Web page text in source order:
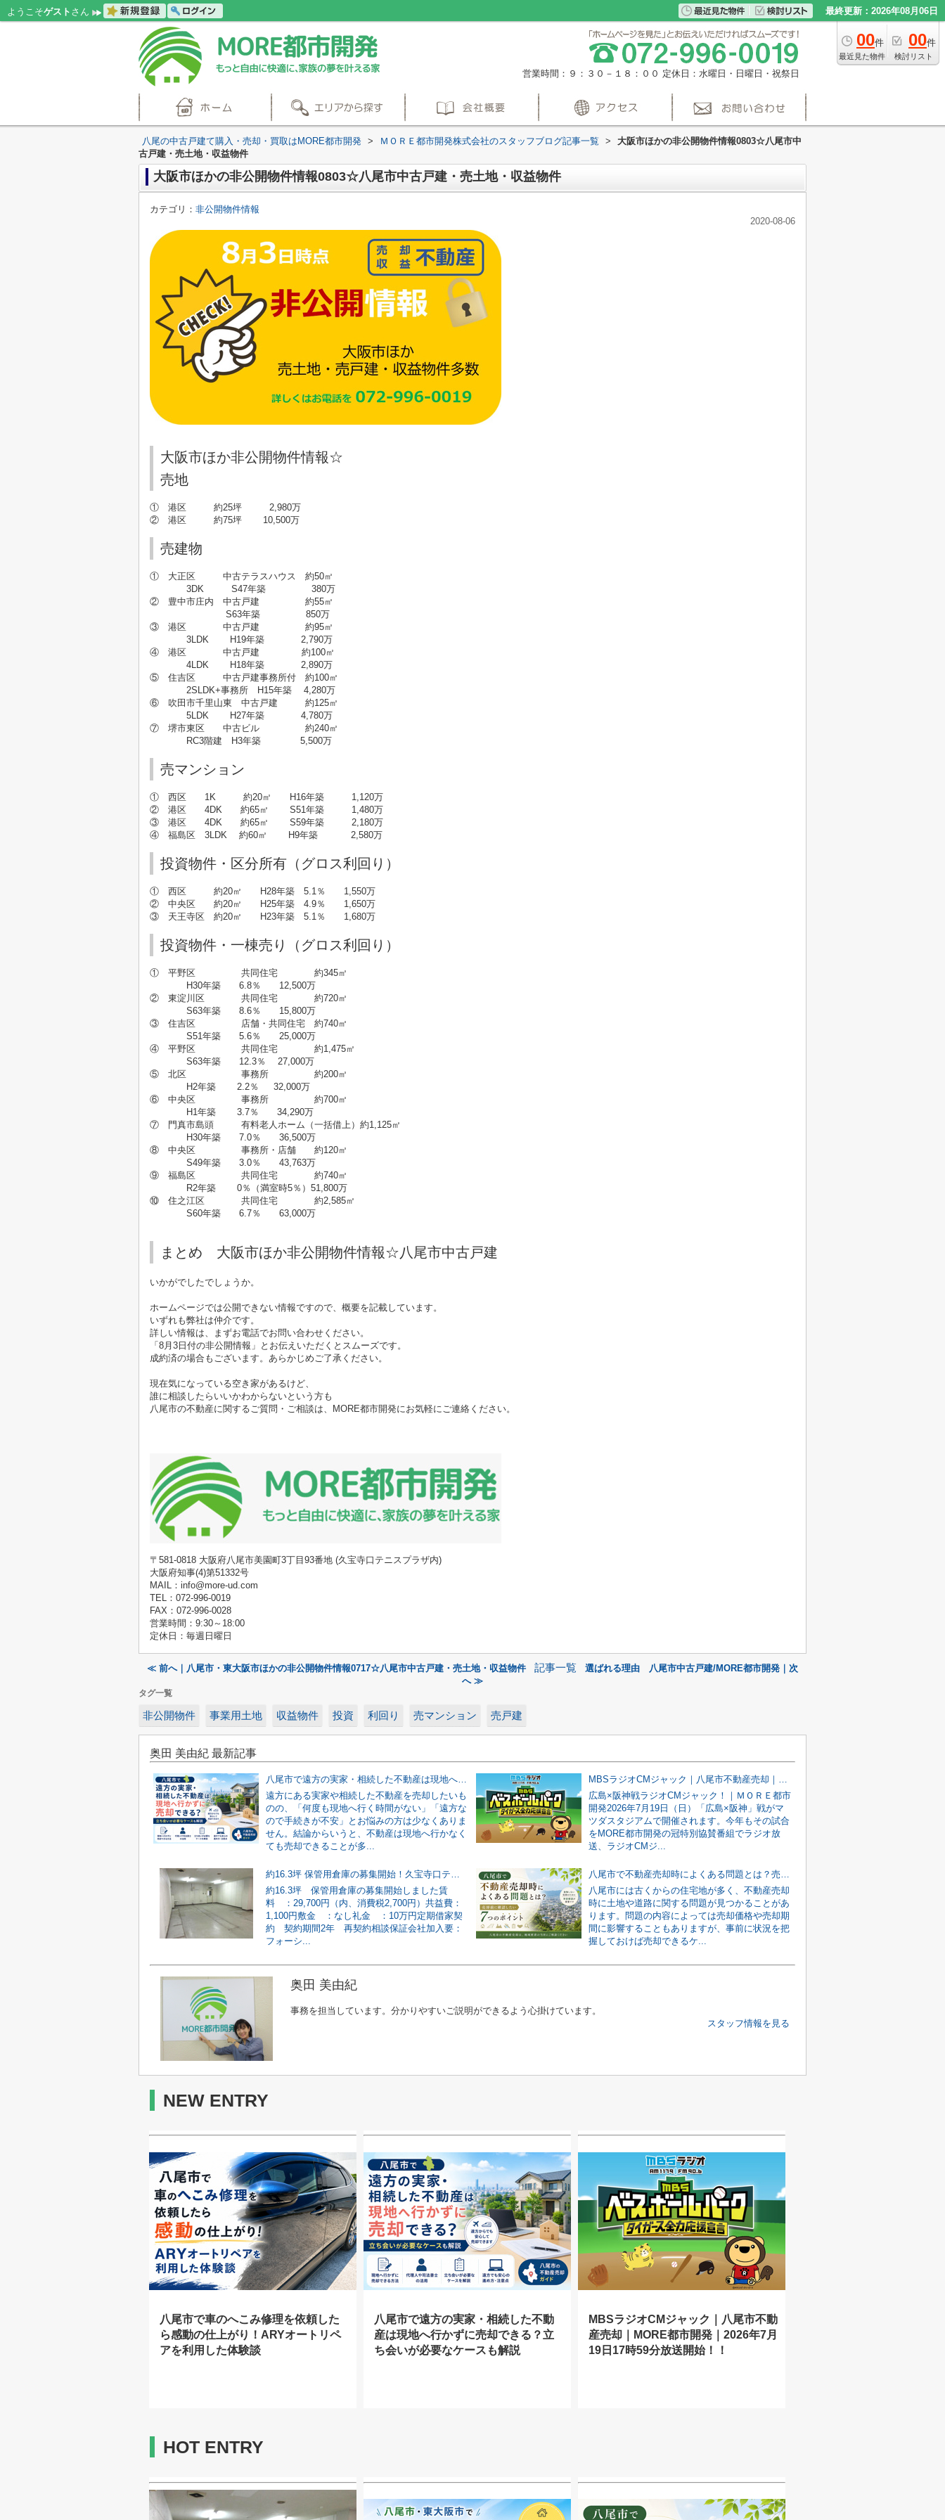
ようこそゲスト さん 最終更新：2026年08月06日
00件
最近見た物件
00件
検討リスト
営業時間：９：３０－１８：００ 定休日：水曜日・日曜日・祝祭日
八尾の中古戸建て購入・売却・買取はMORE都市開発 > ＭＯＲＥ都市開発株式会社のスタッフブログ記事一覧 >
大阪市ほかの非公開物件情報0803☆八尾市中
古戸建・売土地・収益物件
大阪市ほかの非公開物件情報0803☆八尾市中古戸建・売土地・収益物件
カテゴリ： 非公開物件情報
2020-08-06
大阪市ほか非公開物件情報☆
売地
① 港区 約25坪 2,980万
② 港区 約75坪 10,500万
売建物
① 大正区 中古テラスハウス 約50㎡
3DK S47年築 380万
② 豊中市庄内 中古戸建 約55㎡
S63年築 850万
③ 港区 中古戸建 約95㎡
3LDK H19年築 2,790万
④ 港区 中古戸建 約100㎡
4LDK H18年築 2,890万
⑤ 住吉区 中古戸建事務所付 約100㎡
2SLDK+事務所 H15年築 4,280万
⑥ 吹田市千里山東 中古戸建 約125㎡
5LDK H27年築 4,780万
⑦ 堺市東区 中古ビル 約240㎡
RC3階建 H3年築 5,500万
売マンション
① 西区 1K 約20㎡
H16年築 1,120万
② 港区 4DK 約65㎡ S51年築 1,480万
③ 港区 4DK 約65㎡ S59年築 2,180万
④ 福島区 3LDK 約60㎡
H9年築 2,580万
投資物件・区分所有（グロス利回り）
① 西区 約20㎡ H28年築 5.1％ 1,550万
② 中央区 約20㎡ H25年築 4.9％ 1,650万
③ 天王寺区 約20㎡ H23年築 5.1％ 1,680万
投資物件・一棟売り（グロス利回り）
① 平野区 共同住宅 約345㎡
H30年築 6.8％ 12,500万
② 東淀川区 共同住宅 約720㎡
S63年築 8.6％ 15,800万
③ 住吉区 店舗・共同住宅 約740㎡
S51年築 5.6％ 25,000万
④ 平野区 共同住宅 約1,475㎡
S63年築 12.3％ 27,000万
⑤ 北区 事務所 約200㎡
H2年築 2.2％ 32,000万
⑥ 中央区 事務所 約700㎡
H1年築 3.7％ 34,290万
⑦ 門真市島頭 有料老人ホーム（一括借上）約1,125㎡
H30年築 7.0％ 36,500万
⑧ 中央区 事務所・店舗 約120㎡
S49年築 3.0％ 43,763万
⑨ 福島区 共同住宅 約740㎡
R2年築 0％（満室時5％）51,800万
⑩ 住之江区 共同住宅 約2,585㎡
S60年築 6.7％ 63,000万
まとめ 大阪市ほか非公開物件情報☆八尾市中古戸建
いかがでしたでしょうか。
ホームページでは公開できない情報ですので、 概要を記載しています。
いずれも弊社は仲介です。
詳しい情報は、まずお電話でお問い合わせください。
「8月3日付の非公開情報」とお伝えいただくとスムーズです。
成約済の場合もございます。あらかじめご了承ください。
現在気になっている空き家があるけど、
誰に相談したらいいかわからないという方も
八尾市の不動産に関するご質問・ご相談は、MORE都市開発にお気軽にご連絡ください。
〒581-0818 大阪府八尾市美園町3丁目93番地 (久宝寺口テニスプラザ内)
大阪府知事(4)第51332号
MAIL：info@more-ud.com
TEL：072-996-0019
FAX：072-996-0028
営業時間：9:30～18:00
定休日：毎週日曜日
≪ 前へ｜八尾市・東大阪市ほかの非公開物件情報0717☆八尾市中古戸建・売土地・収益物件 記事一覧
選ばれる理由 八尾市中古戸建/MORE都市開発｜次
へ ≫
タグ一覧
非公開物件 事業用土地 収益物件 投資 利回り 売マンション 売戸建
奥田 美由紀 最新記事
八尾市で遠方の実家・相続した不動産は現地へ行かずに売却できる？立ち会いが必要なケースも解説
遠方にある実家や相続した不動産を売却したいも
のの、「何度も現地へ行く時間がない」「遠方な
ので手続きが不安」とお悩みの方は少なくありま
せん。結論からいうと、不動産は現地へ行かなく
ても売却できることが多...
MBSラジオCMジャック｜八尾市不動産売却｜MORE都市開発｜2026年7月19日17時59分放送開始！！
広島×阪神戦ラジオCMジャック！｜ＭＯＲＥ都市
開発2026年7月19日（日）「広島×阪神」戦がマ
ツダスタジアムで開催されます。今年もその試合
をMORE都市開発の冠特別協賛番組でラジオ放
送、ラジオCMジ...
約16.3坪 保管用倉庫の募集開始！久宝寺口テニスプラザ2階 近鉄久宝寺口駅徒歩7分
約16.3坪 保管用倉庫の募集開始しました賃
料 ：29,700円（内、消費税2,700円）共益費：
1,100円敷金 ：なし礼金 ：10万円定期借家契
約 契約期間2年 再契約相談保証会社加入要：
フォーシ...
八尾市で不動産売却時によくある問題とは？売却前に確認したい7つのポイント
八尾市には古くからの住宅地が多く、不動産売却
時に土地や道路に関する問題が見つかることがあ
ります。問題の内容によっては売却価格や売却期
間に影響することもありますが、事前に状況を把
握しておけば売却できるケ...
奥田 美由紀
事務を担当しています。分かりやすいご説明ができるよう心掛けています。
スタッフ情報を見る
NEW ENTRY
八尾市で車のへこみ修理を依頼した
ら感動の仕上がり！ARYオートリペ
アを利用した体験談
八尾市で遠方の実家・相続した不動
産は現地へ行かずに売却できる？立
ち会いが必要なケースも解説
MBSラジオCMジャック｜八尾市不動
産売却｜MORE都市開発｜2026年7月
19日17時59分放送開始！！
HOT ENTRY